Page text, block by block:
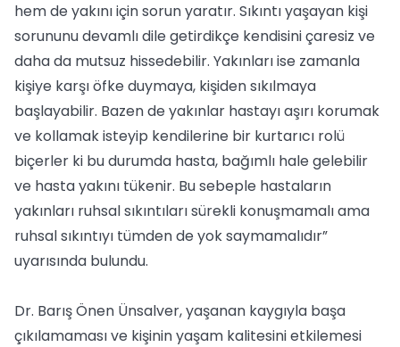
hem de yakını için sorun yaratır. Sıkıntı yaşayan kişi
sorununu devamlı dile getirdikçe kendisini çaresiz ve
daha da mutsuz hissedebilir. Yakınları ise zamanla
kişiye karşı öfke duymaya, kişiden sıkılmaya
başlayabilir. Bazen de yakınlar hastayı aşırı korumak
ve kollamak isteyip kendilerine bir kurtarıcı rolü
biçerler ki bu durumda hasta, bağımlı hale gelebilir
ve hasta yakını tükenir. Bu sebeple hastaların
yakınları ruhsal sıkıntıları sürekli konuşmamalı ama
ruhsal sıkıntıyı tümden de yok saymamalıdır”
uyarısında bulundu.
Dr. Barış Önen Ünsalver, yaşanan kaygıyla başa
çıkılamaması ve kişinin yaşam kalitesini etkilemesi